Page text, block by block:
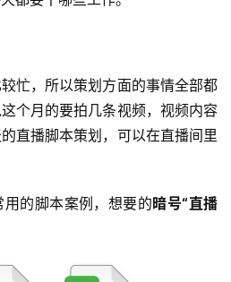
忙，所以策划方面的事情全部都
个月的要拍几条视频，视频内容
直播脚本策划，可以在直播间里
的脚本案例，想要的暗号“直播